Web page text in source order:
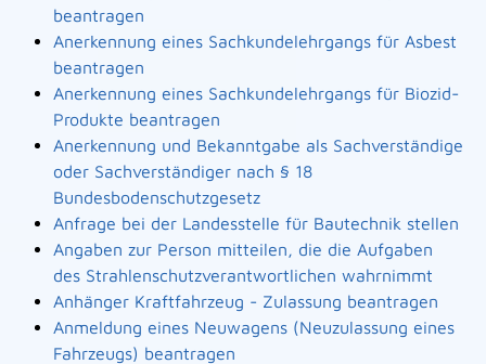
beantragen
Anerkennung eines Sachkundelehrgangs für Asbest
beantragen
Anerkennung eines Sachkundelehrgangs für Biozid-
Produkte beantragen
Anerkennung und Bekanntgabe als Sachverständige
oder Sachverständiger nach § 18
Bundesbodenschutzgesetz
Anfrage bei der Landesstelle für Bautechnik stellen
Angaben zur Person mitteilen, die die Aufgaben
des Strahlenschutzverantwortlichen wahrnimmt
Anhänger Kraftfahrzeug - Zulassung beantragen
Anmeldung eines Neuwagens (Neuzulassung eines
Fahrzeugs) beantragen